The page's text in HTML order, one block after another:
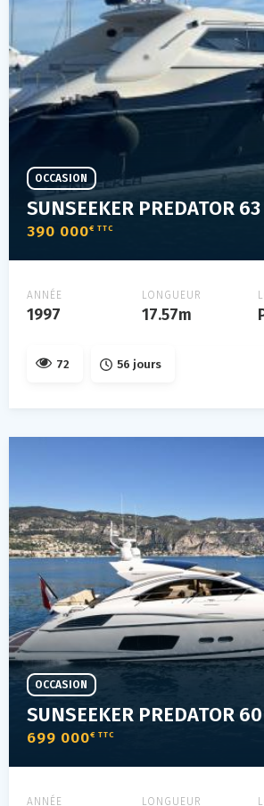
SUNSEEKER PREDATOR 63
390 000€ TTC
OCCASION
ANNÉE
1997
LONGUEUR
17.57m
72 56 jours
SUNSEEKER PREDATOR 60
699 000€ TTC
OCCASION
ANNÉE LONGUEUR